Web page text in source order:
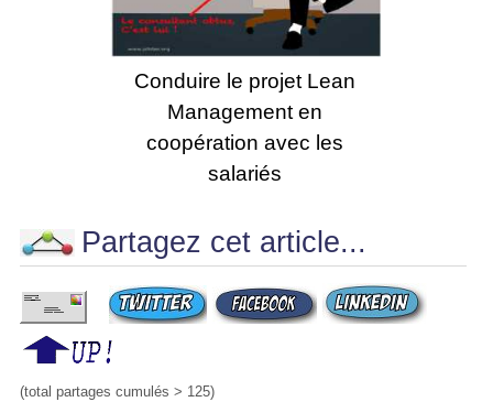
Conduire le projet Lean
Management en
coopération avec les
salariés
Partagez cet article...
(total partages cumulés > 125)